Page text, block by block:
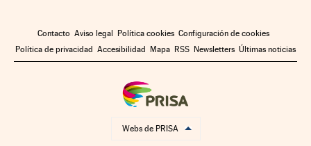
Contacto Aviso legal Política cookies Configuración de cookies
Política de privacidad Accesibilidad Mapa RSS Newsletters Últimas noticias
Webs de PRISA